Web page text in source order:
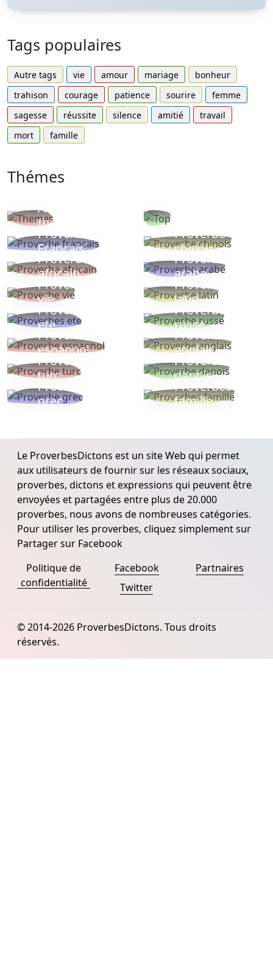
Tags populaires
Autre tags vie amour mariage
bonheur
trahison
courage patience sourire
femme
sagesse
réussite silence amitié
travail
mort
famille
Thémes
Autres
thèmes
Proverbe
Français
Proverbe
chinois
Proverbe
africain
Proverbe
arabe
Proverbe
vie
Proverbe
latin
Proverbes
ete
Proverbe
russe
Proverbe
espagnol
Proverbe
anglais
Proverbe
turc
Proverbe
danois
Proverbe
grec
Proverbes
famille
Le ProverbesDictons est un site Web qui permet
aux utilisateurs de fournir sur les réseaux sociaux,
proverbes, dictons et expressions qui peuvent être
envoyées et partagées entre plus de 20.000
proverbes, nous avons de nombreuses catégories.
Pour utiliser les proverbes, cliquez simplement sur
Partager sur Facebook
Politique de
confidentialité
Facebook
Twitter
Partnaires
© 2014-2026 ProverbesDictons. Tous droits
réservés.